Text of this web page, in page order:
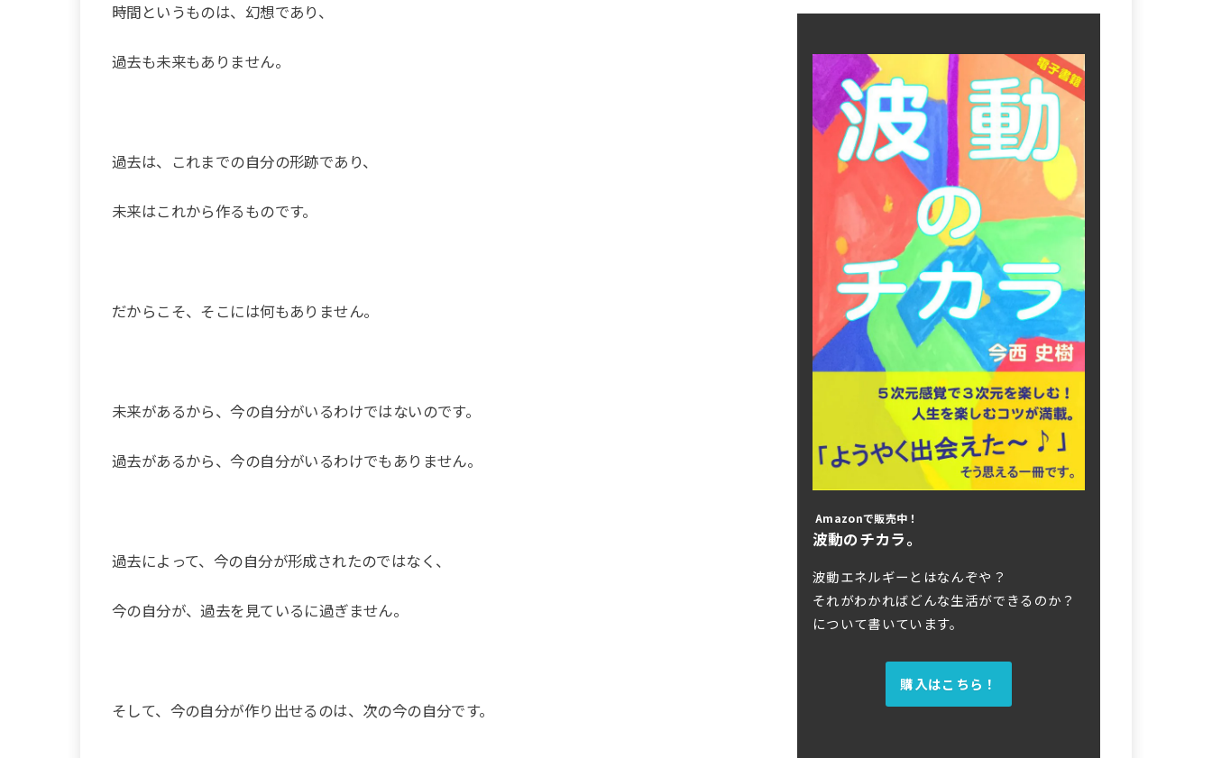
時間というものは、幻想であり、
過去も未来もありません。
過去は、これまでの自分の形跡であり、
未来はこれから作るものです。
だからこそ、そこには何もありません。
未来があるから、今の自分がいるわけではないのです。
過去があるから、今の自分がいるわけでもありません。
過去によって、今の自分が形成されたのではなく、
今の自分が、過去を見ているに過ぎません。
そして、今の自分が作り出せるのは、次の今の自分です。
Amazonで販売中！
波動のチカラ。
波動エネルギーとはなんぞや？
それがわかればどんな生活ができるのか？
について書いています。
購入はこちら！